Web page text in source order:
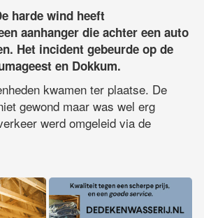
harde wind heeft
aanhanger die achter een auto
Het incident gebeurde op de
en Dokkum.
kwamen ter plaatse. De
gewond maar was wel erg
werd omgeleid via de